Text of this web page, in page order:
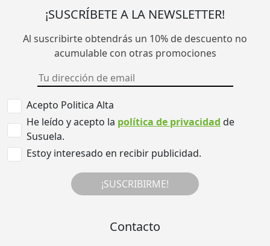
¡SUSCRÍBETE A LA NEWSLETTER!
Al suscribirte obtendrás un 10% de descuento no
acumulable con otras promociones
Acepto Politica Alta
He leído y acepto la política de privacidad de
Susuela.
Estoy interesado en recibir publicidad.
¡SUSCRIBIRME!
Contacto